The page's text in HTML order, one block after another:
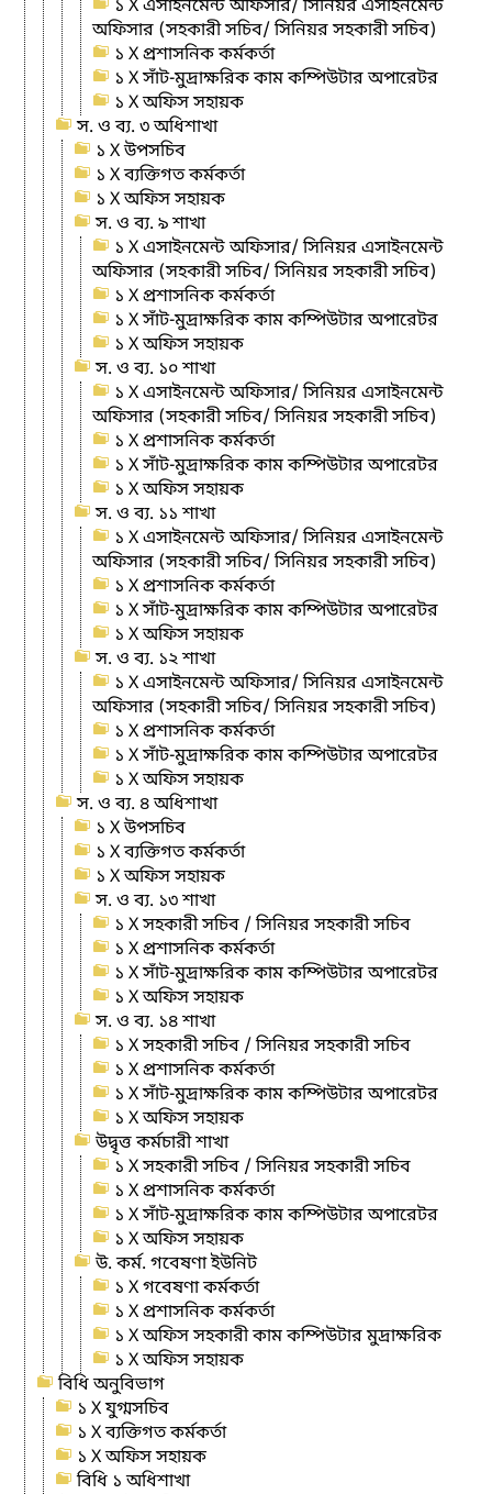
১ X এসাইনমেন্ট অফিসার/ সিনিয়র এসাইনমেন্ট
অফিসার (সহকারী সচিব/ সিনিয়র সহকারী সচিব)
১ X প্রশাসনিক কর্মকর্তা
১ X সাঁট-মুদ্রাক্ষরিক কাম কম্পিউটার অপারেটর
১ X অফিস সহায়ক
স. ও ব্য. ৩ অধিশাখা
১ X উপসচিব
১ X ব্যক্তিগত কর্মকর্তা
১ X অফিস সহায়ক
স. ও ব্য. ৯ শাখা
১ X এসাইনমেন্ট অফিসার/ সিনিয়র এসাইনমেন্ট
অফিসার (সহকারী সচিব/ সিনিয়র সহকারী সচিব)
১ X প্রশাসনিক কর্মকর্তা
১ X সাঁট-মুদ্রাক্ষরিক কাম কম্পিউটার অপারেটর
১ X অফিস সহায়ক
স. ও ব্য. ১০ শাখা
১ X এসাইনমেন্ট অফিসার/ সিনিয়র এসাইনমেন্ট
অফিসার (সহকারী সচিব/ সিনিয়র সহকারী সচিব)
১ X প্রশাসনিক কর্মকর্তা
১ X সাঁট-মুদ্রাক্ষরিক কাম কম্পিউটার অপারেটর
১ X অফিস সহায়ক
স. ও ব্য. ১১ শাখা
১ X এসাইনমেন্ট অফিসার/ সিনিয়র এসাইনমেন্ট
অফিসার (সহকারী সচিব/ সিনিয়র সহকারী সচিব)
১ X প্রশাসনিক কর্মকর্তা
১ X সাঁট-মুদ্রাক্ষরিক কাম কম্পিউটার অপারেটর
১ X অফিস সহায়ক
স. ও ব্য. ১২ শাখা
১ X এসাইনমেন্ট অফিসার/ সিনিয়র এসাইনমেন্ট
অফিসার (সহকারী সচিব/ সিনিয়র সহকারী সচিব)
১ X প্রশাসনিক কর্মকর্তা
১ X সাঁট-মুদ্রাক্ষরিক কাম কম্পিউটার অপারেটর
১ X অফিস সহায়ক
স. ও ব্য. ৪ অধিশাখা
১ X উপসচিব
১ X ব্যক্তিগত কর্মকর্তা
১ X অফিস সহায়ক
স. ও ব্য. ১৩ শাখা
১ X সহকারী সচিব / সিনিয়র সহকারী সচিব
১ X প্রশাসনিক কর্মকর্তা
১ X সাঁট-মুদ্রাক্ষরিক কাম কম্পিউটার অপারেটর
১ X অফিস সহায়ক
স. ও ব্য. ১৪ শাখা
১ X সহকারী সচিব / সিনিয়র সহকারী সচিব
১ X প্রশাসনিক কর্মকর্তা
১ X সাঁট-মুদ্রাক্ষরিক কাম কম্পিউটার অপারেটর
১ X অফিস সহায়ক
উদ্বৃত্ত কর্মচারী শাখা
১ X সহকারী সচিব / সিনিয়র সহকারী সচিব
১ X প্রশাসনিক কর্মকর্তা
১ X সাঁট-মুদ্রাক্ষরিক কাম কম্পিউটার অপারেটর
১ X অফিস সহায়ক
উ. কর্ম. গবেষণা ইউনিট
১ X গবেষণা কর্মকর্তা
১ X প্রশাসনিক কর্মকর্তা
১ X অফিস সহকারী কাম কম্পিউটার মুদ্রাক্ষরিক
১ X অফিস সহায়ক
বিধি অনুবিভাগ
১ X যুগ্মসচিব
১ X ব্যক্তিগত কর্মকর্তা
১ X অফিস সহায়ক
বিধি ১ অধিশাখা